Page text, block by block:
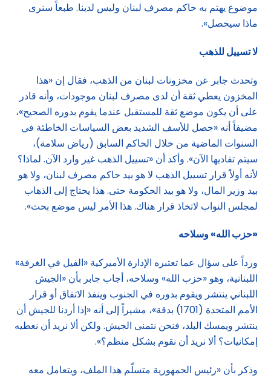
موضوع يهتم به حاكم مصرف لبنان وليس لدينا. طبعاً سنرى
ماذا سيحصل».
لا تسييل للذهب
وتحدث جابر عن مخزونات لبنان من الذهب، فقال إن «هذا
المخزون يعطي ثقة أن لدى مصرف لبنان موجودات، وأنه قادر
على أن يكون موضع ثقة للمستقبل عندما يقوم بدوره الصحيح»،
مضيفاً أنه «حصل للأسف الشديد بعض السياسات الخاطئة في
السنوات الماضية من خلال الحاكم السابق (رياض سلامة)،
سيتم تفاديها الآن». وأكد أن «تسييل الذهب غير وارد الآن. لماذا؟
لأنه أولاً قرار تسييل الذهب لا هو بيد حاكم مصرف لبنان، ولا هو
بيد وزير المال، ولا هو بيد الحكومة حتى. هذا يحتاج إلى الذهاب
لمجلس النواب لاتخاذ قرار هناك. هذا الأمر ليس موضع بحث».
«حزب الله» وسلاحه
ورداً على سؤال عما تعتبره الإدارة الأميركية «الفيل في الغرفة»
اللبنانية، وهو «حزب الله» وسلاحه، أجاب جابر بأن «الجيش
اللبناني ينتشر ويقوم بدوره في الجنوب وينفذ الاتفاق أو قرار
الأمم المتحدة (1701) بدقة»، مشيراً إلى أنه «إذا أردنا للجيش أن
ينتشر ويمسك البلد، فنحن نتمنى الجيش. ولكن ألا نريد أن نعطيه
إمكانيات؟ ألا نريد أن نقوم بشكل منظم؟».
وذكر بأن «رئيس الجمهورية متسلّم هذا الملف، ويتعامل معه